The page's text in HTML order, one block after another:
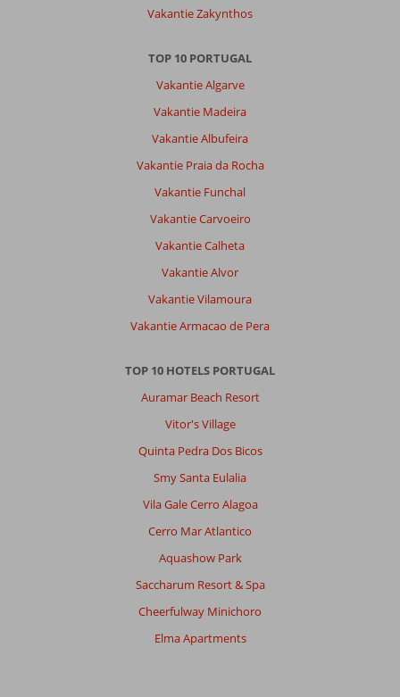
Vakantie Zakynthos
TOP 10 PORTUGAL
Vakantie Algarve
Vakantie Madeira
Vakantie Albufeira
Vakantie Praia da Rocha
Vakantie Funchal
Vakantie Carvoeiro
Vakantie Calheta
Vakantie Alvor
Vakantie Vilamoura
Vakantie Armacao de Pera
TOP 10 HOTELS PORTUGAL
Auramar Beach Resort
Vitor's Village
Quinta Pedra Dos Bicos
Smy Santa Eulalia
Vila Gale Cerro Alagoa
Cerro Mar Atlantico
Aquashow Park
Saccharum Resort & Spa
Cheerfulway Minichoro
Elma Apartments